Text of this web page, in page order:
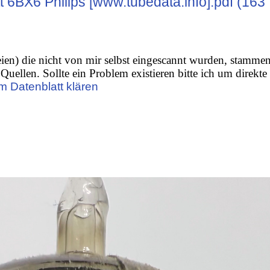
die nicht von mir selbst eingescannt wurden,
Sollte ein Problem existieren bitte ich um direkte
Datenblatt klären